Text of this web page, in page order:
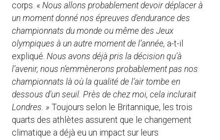
corps. « Nous allons probablement devoir déplacer à
un moment donné nos épreuves d’endurance des
championnats du monde ou même des Jeux
olympiques à un autre moment de l’année, a-t-il
expliqué. Nous avons déjà pris la décision qu’à
l’avenir, nous n’emmènerons probablement pas nos
championnats là où la qualité de l’air tombe en
dessous d’un seuil. Près de chez moi, cela inclurait
Londres. » Toujours selon le Britannique, les trois
quarts des athlètes assurent que le changement
climatique a déjà eu un impact sur leurs